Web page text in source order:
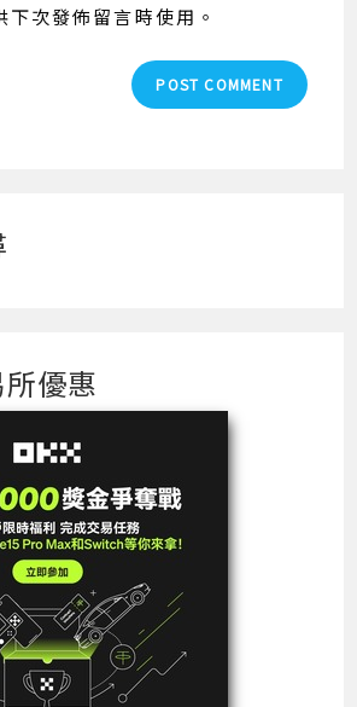
次發佈留言時使用。
優惠